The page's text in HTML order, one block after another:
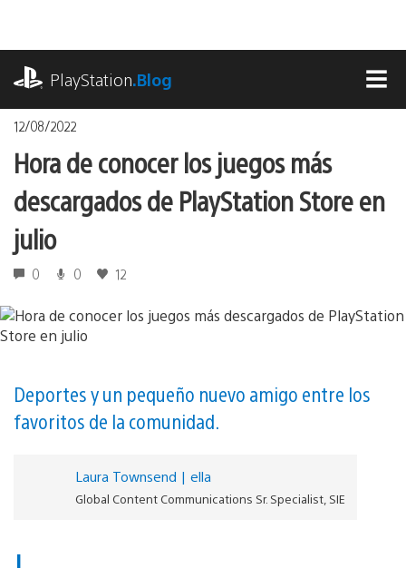
contenido
PlayStation.Blog
12/08/2022
Hora de conocer los juegos más
descargados de PlayStation Store en
julio
0 0 12
Deportes y un pequeño nuevo amigo entre los
favoritos de la comunidad.
Laura Townsend | ella
Global Content Communications Sr. Specialist, SIE